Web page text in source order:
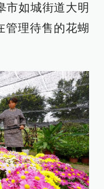
市如城街道大明
管理待售的花蝴